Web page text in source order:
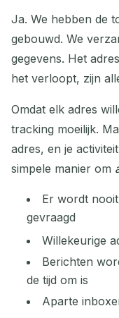
Ja. We hebben de
gebouwd. We
gegevens. Het
het verloopt, zijn
Omdat elk adres
tracking moeilijk.
adres, en je
simpele manier om
Er wordt
gevraagd
Willekeurige
Berichten
de tijd om is
Aparte